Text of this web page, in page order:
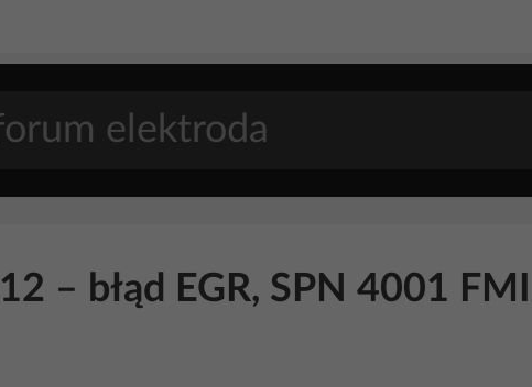
– błąd EGR, SPN 4001